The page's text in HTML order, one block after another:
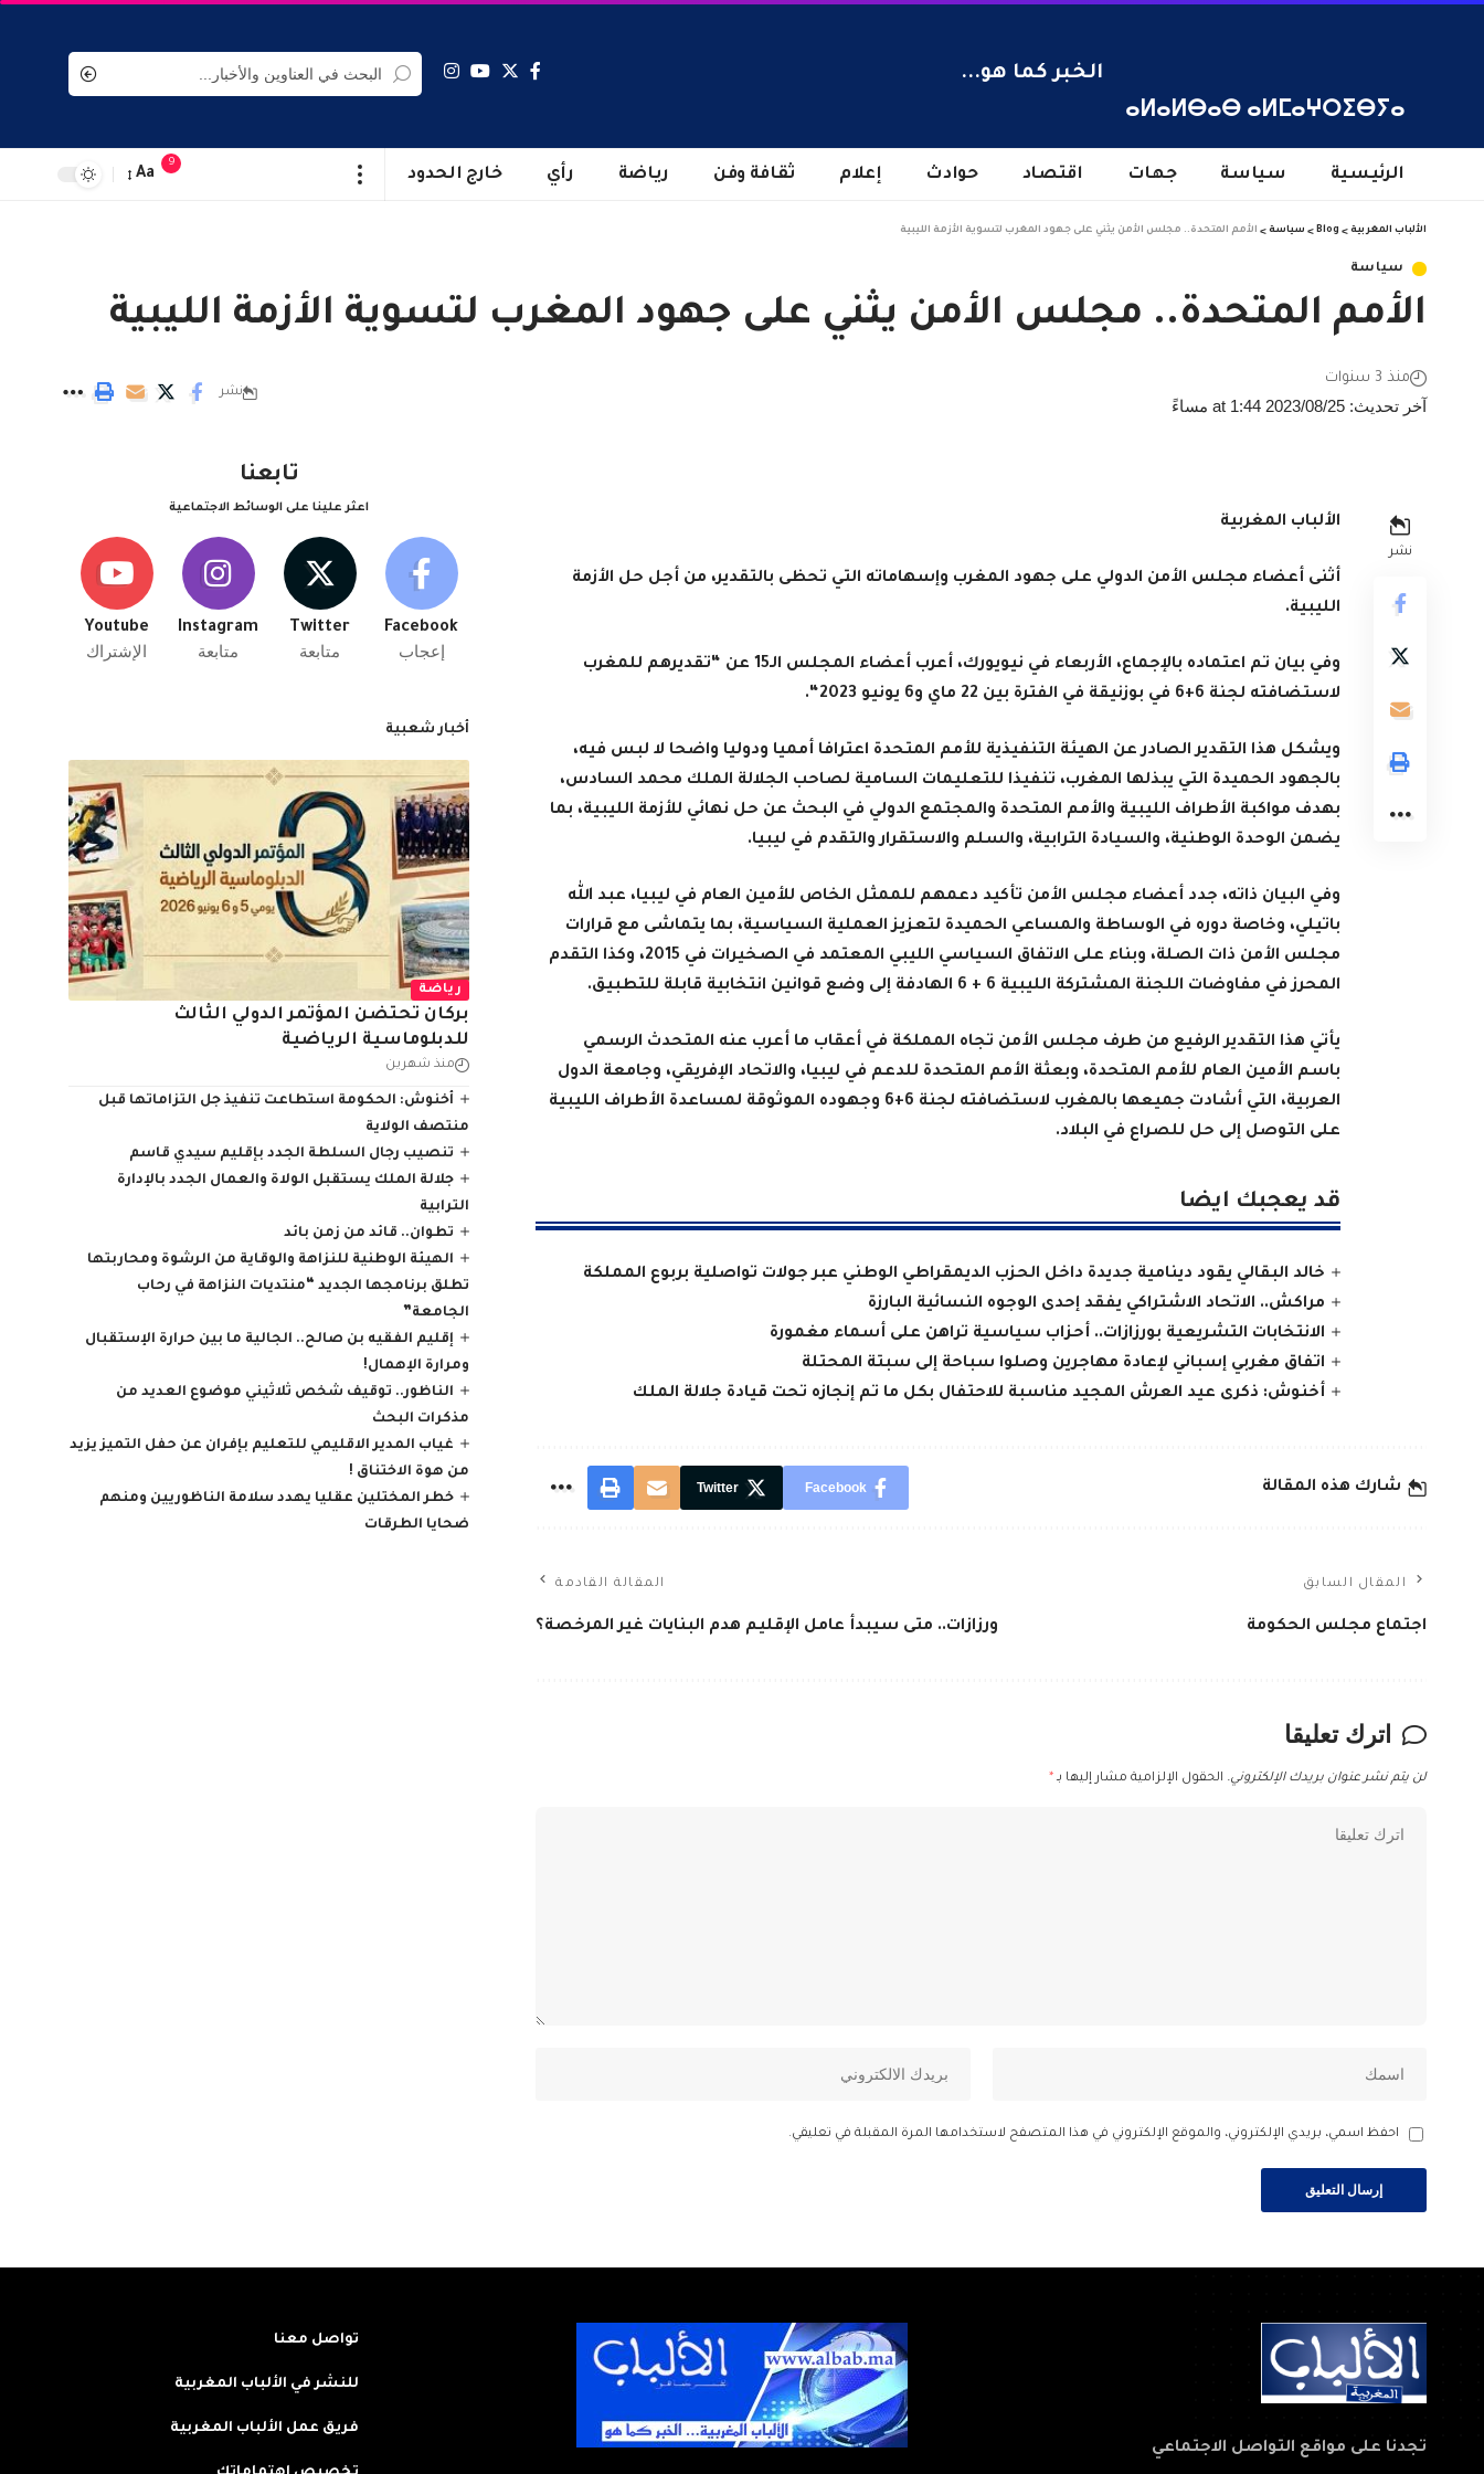
ⴰⵍⴰⵍⴱⴰⴱ ⴰⵍⵎⴰⵖⵔⵉⴱⵢⴰ
الخبر كما هو...
الرئيسية سياسة جهات اقتصاد حوادث إعلام ثقافة وفن رياضة رأي خارج الحدود
9
Aa
الألباب المغربية >
Blog
> سياسة > الأمم المتحدة.. مجلس الأمن يثني على جهود المغرب لتسوية الأزمة الليبية
سياسة
الأمم المتحدة.. مجلس الأمن يثني على جهود المغرب لتسوية الأزمة الليبية
آخر تحديث: 2023/08/25 at 1:44 مساءً
منذ 3 سنوات
نشر
نشر
الألباب المغربية
أثنى أعضاء مجلس الأمن الدولي على جهود المغرب وإسهاماته التي تحظى بالتقدير، من أجل حل الأزمة
الليبية.
وفي بيان تم اعتماده بالإجماع، الأربعاء في نيويورك، أعرب أعضاء المجلس الـ15 عن “تقديرهم للمغرب
لاستضافته لجنة 6+6 في بوزنيقة في الفترة بين 22 ماي و6 يونيو 2023
“.
ويشكل هذا التقدير الصادر عن الهيئة التنفيذية للأمم المتحدة اعترافا أمميا ودوليا واضحا لا لبس فيه،
بالجهود الحميدة التي يبذلها المغرب، تنفيذا للتعليمات السامية لصاحب الجلالة الملك محمد السادس،
بهدف مواكبة الأطراف الليبية والأمم المتحدة والمجتمع الدولي في البحث عن حل نهائي للأزمة الليبية، بما
يضمن الوحدة الوطنية، والسيادة الترابية، والسلم والاستقرار والتقدم في ليبيا.
وفي البيان ذاته، جدد أعضاء مجلس الأمن تأكيد دعمهم للممثل الخاص للأمين العام في ليبيا، عبد الله
باتيلي، وخاصة دوره في الوساطة والمساعي الحميدة لتعزيز العملية السياسية، بما يتماشى مع قرارات
مجلس الأمن ذات الصلة، وبناء على الاتفاق السياسي الليبي المعتمد في الصخيرات في 2015، وكذا التقدم
المحرز في مفاوضات اللجنة المشتركة الليبية 6 + 6 الهادفة إلى وضع قوانين انتخابية قابلة للتطبيق
.
يأتي هذا التقدير الرفيع من طرف مجلس الأمن تجاه المملكة في أعقاب ما أعرب عنه المتحدث الرسمي
باسم الأمين العام للأمم المتحدة، وبعثة الأمم المتحدة للدعم في ليبيا، والاتحاد الإفريقي، وجامعة الدول
العربية، التي أشادت جميعها بالمغرب لاستضافته لجنة 6+6 وجهوده الموثوقة لمساعدة الأطراف الليبية
على التوصل إلى حل للصراع في البلاد.
قد يعجبك ايضا
خالد البقالي يقود دينامية جديدة داخل الحزب الديمقراطي الوطني عبر جولات تواصلية بربوع المملكة
مراكش.. الاتحاد الاشتراكي يفقد إحدى الوجوه النسائية البارزة
الانتخابات التشريعية بورزازات.. أحزاب سياسية تراهن على أسماء مغمورة
اتفاق مغربي إسباني لإعادة مهاجرين وصلوا سباحة إلى سبتة المحتلة
أخنوش: ذكرى عيد العرش المجيد مناسبة للاحتفال بكل ما تم إنجازه تحت قيادة جلالة الملك
شارك هذه المقالة Facebook
Twitter
المقال السابق
اجتماع مجلس الحكومة
المقالة القادمة
ورزازات.. متى سيبدأ عامل الإقليم هدم البنايات غير المرخصة؟
اترك تعليقا
لن يتم نشر عنوان بريدك الإلكتروني. الحقول الإلزامية مشار إليها بـ *
احفظ اسمي، بريدي الإلكتروني، والموقع الإلكتروني في هذا المتصفح لاستخدامها المرة المقبلة في تعليقي.
تابعنا
اعثر علينا على الوسائط الاجتماعية
Facebook
إعجاب
Twitter
متابعة
Instagram
متابعة
Youtube
الإشتراك
أخبار شعبية
رياضة
بركان تحتضن المؤتمر الدولي الثالث
للدبلوماسية الرياضية
منذ شهرين
أخنوش: الحكومة استطاعت تنفيذ جل التزاماتها قبل
منتصف الولاية
تنصيب رجال السلطة الجدد بإقليم سيدي قاسم
جلالة الملك يستقبل الولاة والعمال الجدد بالإدارة
الترابية
تطوان.. قائد من زمن بائد
الهيئة الوطنية للنزاهة والوقاية من الرشوة ومحاربتها
تطلق برنامجها الجديد “منتديات النزاهة في رحاب
الجامعة”
إقليم الفقيه بن صالح.. الجالية ما بين حرارة الإستقبال
ومرارة الإهمال!
الناظور.. توقيف شخص ثلاثيني موضوع العديد من
مذكرات البحث
غياب المدير الاقليمي للتعليم بإفران عن حفل التميز يزيد
من هوة الاختناق !
خطر المختلين عقليا يهدد سلامة الناظوريين ومنهم
ضحايا الطرقات
تجدنا على مواقع التواصل الاجتماعي
تواصل معنا
للنشر في الألباب المغربية
فريق عمل الألباب المغربية